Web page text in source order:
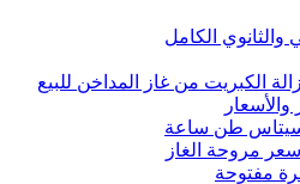
والثانوي الكامل
الكبريت من غاز المداخن للبيع
طن ساعة
مروحة الغاز
مفتوحة